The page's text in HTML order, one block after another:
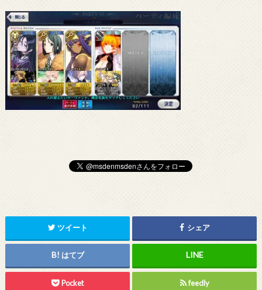
ツイート シェア
はてブ
Pocket feedly